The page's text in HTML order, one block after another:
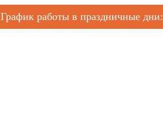
График работы в праздничные дни: